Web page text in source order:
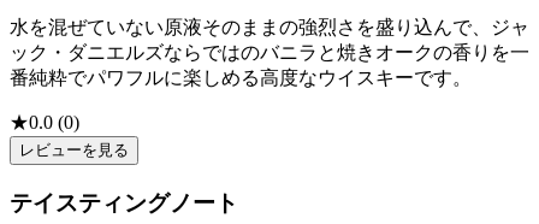
水を混ぜていない原液そのままの強烈さを盛り込んで、ジャ
ック・ダニエルズならではのバニラと焼きオークの香りを一
番純粋でパワフルに楽しめる高度なウイスキーです。
★0.0 (0)
レビューを見る
テイスティングノート